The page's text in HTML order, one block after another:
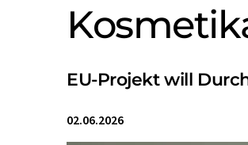
EU-Projekt will
02.06.2026